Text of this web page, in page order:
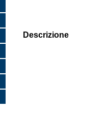
Descrizione